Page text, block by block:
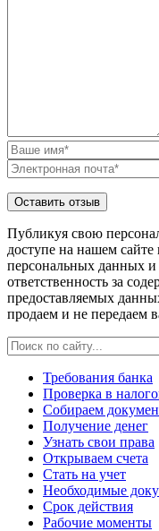
Публикуя свою
доступе на нашем сайте
персональных данных и
ответственность за
предоставляемых
продаем и не передаем
Требования банка
Проверка в
Собираем
Получение денег
Узнать свои права
Открываем счета
Стать на учет
Необходимые
Срок действия
Рабочие моменты